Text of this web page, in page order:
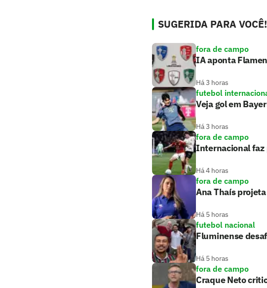
SUGERIDA PARA VOCÊ!
fora de campo
IA aponta
Há 3 horas
futebol
Veja gol em
Há 3 horas
fora de campo
Internacional faz
Há 4 horas
fora de campo
Ana Thaís
Há 5 horas
futebol nacional
Fluminense
Há 5 horas
fora de campo
Craque Neto